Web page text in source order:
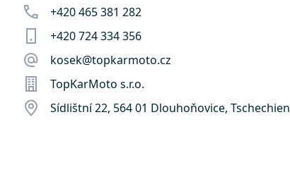
+420 465 381 282
+420 724 334 356
kosek@topkarmoto.cz
TopKarMoto s.r.o.
Sídlištní 22, 564 01 Dlouhoňovice, Tschechien